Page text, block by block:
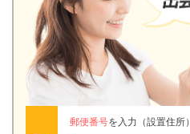
郵便番号を入力（設置住所）